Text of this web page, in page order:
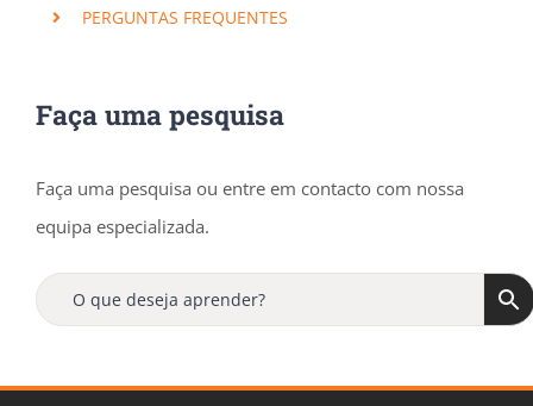
PERGUNTAS FREQUENTES
Faça uma pesquisa
Faça uma pesquisa ou entre em contacto com nossa
equipa especializada.